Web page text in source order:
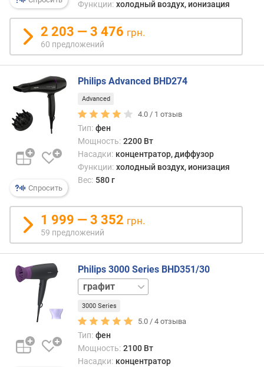
н
о
с
т
и
т
е
ш
в
ы
к
р
о
г
и
м
о
р
Функции: холодный воздух, ионизация
2 203 — 3 476 грн.
60 предложений
Спросить
Philips Advanced BHD274
Advanced
4.0 / 1 отзыв
Тип: фен
Мощность: 2200 Вт
Насадки: концентратор, диффузор
Функции: холодный воздух, ионизация
Вес: 580 г
1 999 — 3 352 грн.
59 предложений
Philips 3000 Series BHD351/30
белый
серый
черный
3000 Series
5.0 /4 отзыва
Тип: фен
Мощность: 2100 Вт
Насадки: концентратор